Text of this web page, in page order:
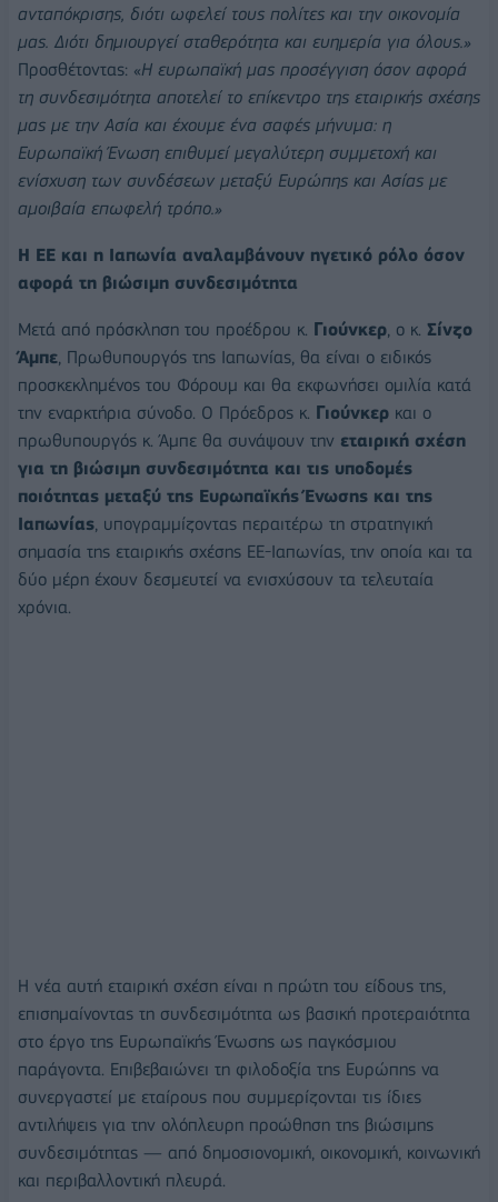
ανταπόκρισης, διότι ωφελεί τους πολίτες και την οικονομία
μας. Διότι δημιουργεί σταθερότητα και ευημερία για όλους.»
Προσθέτοντας: «Η ευρωπαϊκή μας προσέγγιση όσον αφορά
τη συνδεσιμότητα αποτελεί το επίκεντρο της εταιρικής σχέσης
μας με την Ασία και έχουμε ένα σαφές μήνυμα: η
Ευρωπαϊκή Ένωση επιθυμεί μεγαλύτερη συμμετοχή και
ενίσχυση των συνδέσεων μεταξύ Ευρώπης και Ασίας με
αμοιβαία επωφελή τρόπο.»
Η ΕΕ και η Ιαπωνία αναλαμβάνουν ηγετικό ρόλο όσον
αφορά τη βιώσιμη συνδεσιμότητα
Μετά από πρόσκληση του προέδρου κ. Γιούνκερ, ο κ. Σίνζο
Άμπε, Πρωθυπουργός της Ιαπωνίας, θα είναι ο ειδικός
προσκεκλημένος του Φόρουμ και θα εκφωνήσει ομιλία κατά
την εναρκτήρια σύνοδο. Ο Πρόεδρος κ. Γιούνκερ και ο
πρωθυπουργός κ. Άμπε θα συνάψουν την εταιρική σχέση
για τη βιώσιμη συνδεσιμότητα και τις υποδομές
ποιότητας μεταξύ της Ευρωπαϊκής Ένωσης και της
Ιαπωνίας, υπογραμμίζοντας περαιτέρω τη στρατηγική
σημασία της εταιρικής σχέσης ΕΕ-Ιαπωνίας, την οποία και τα
δύο μέρη έχουν δεσμευτεί να ενισχύσουν τα τελευταία
χρόνια.
Η νέα αυτή εταιρική σχέση είναι η πρώτη του είδους της,
επισημαίνοντας τη συνδεσιμότητα ως βασική προτεραιότητα
στο έργο της Ευρωπαϊκής Ένωσης ως παγκόσμιου
παράγοντα. Επιβεβαιώνει τη φιλοδοξία της Ευρώπης να
συνεργαστεί με εταίρους που συμμερίζονται τις ίδιες
αντιλήψεις για την ολόπλευρη προώθηση της βιώσιμης
συνδεσιμότητας — από δημοσιονομική, οικονομική, κοινωνική
και περιβαλλοντική πλευρά.